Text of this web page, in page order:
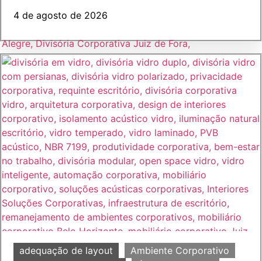
4 de agosto de 2026
adequação de layout
Ambiente Corporativo